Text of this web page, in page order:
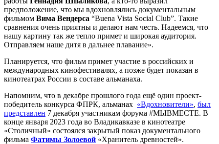
предположение, что мы вдохновлялись документальным
фильмом Вима Вендерса “Buena Vista Social Club”. Такие
сравнения очень приятны и делают нам честь. Надеемся, что
нашу картину так же тепло примет и широкая аудитория.
Отправляем наше дитя в дальнее плавание».
Планируется, что фильм примет участие в российских и
международных кинофестивалях, а позже будет показан в
кинотеатрах России в составе альманаха.
Напомним, что в декабре прошлого года ещё один проект-
победитель конкурса ФПРК, альманах «Вдохновители», был
представлен 7 декабря участникам форума #МЫВМЕСТЕ. В
конце января 2023 года во Владикавказе в кинотеатре
«Столичный» состоялся закрытый показ документального
фильма Фатимы Золоевой «Хранитель древностей».